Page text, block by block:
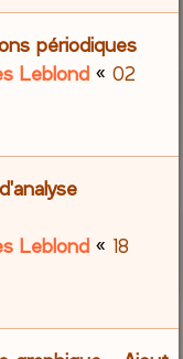
périodiques
Leblond «02
Leblond « 18